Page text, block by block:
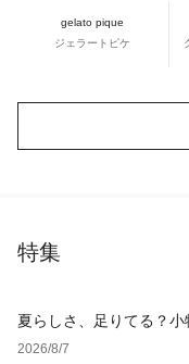
gelato pique
ジェラートピケ
特集
夏らしさ、足りてる？
2026/8/7